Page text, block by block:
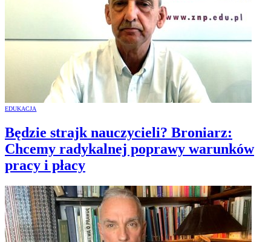
EDUKACJA
Będzie strajk nauczycieli? Broniarz:
Chcemy radykalnej poprawy warunków
pracy i płacy